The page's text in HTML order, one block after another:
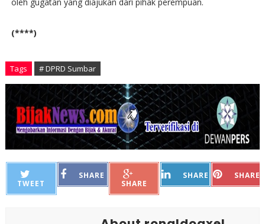
oleh gugatan yang diajukan dari pihak perempuan.
(****)
Tags # DPRD Sumbar
TWEET
SHARE
SHARE
SHARE SHARE